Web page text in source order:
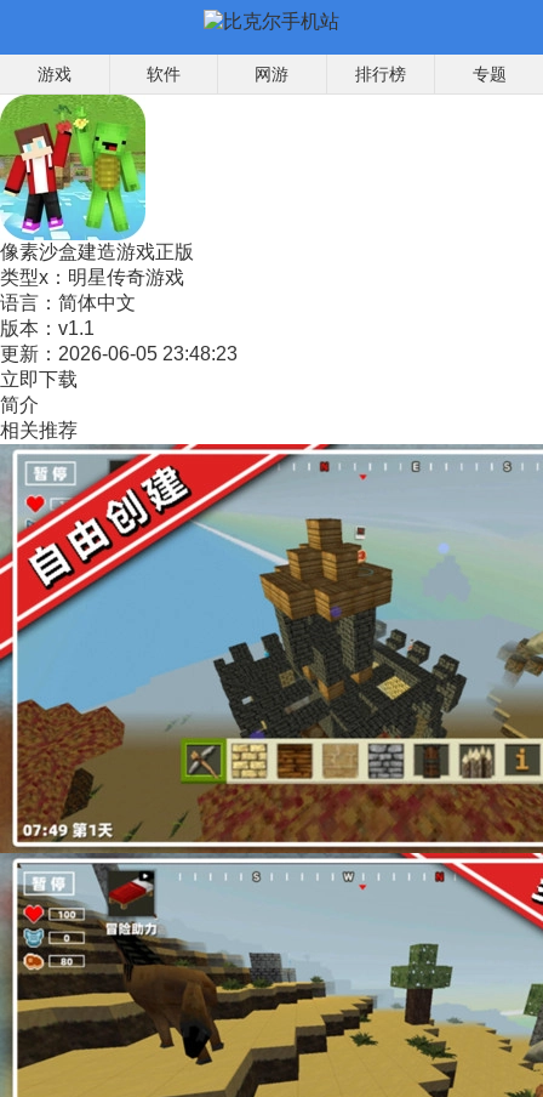
游戏 软件 网游 排行榜 专题
像素沙盒建造游戏正版
类型x： 明星传奇游戏
语言： 简体中文
版本： v1.1
更新： 2026-06-05 23:48:23
立即下载
简介
相关推荐